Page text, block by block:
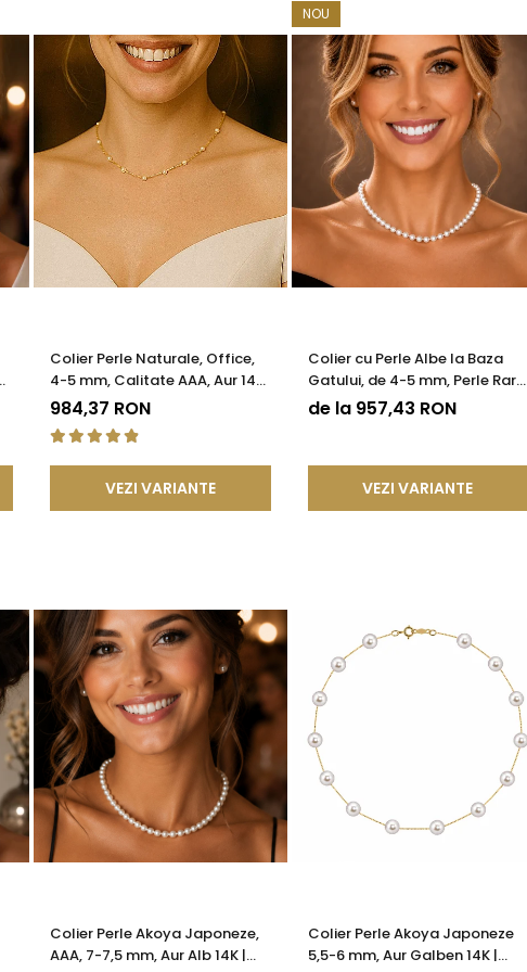
Colier Perle Naturale, Office,
4-5 mm, Calitate AAA, Aur 14K
| KASKADDA®
984,37 RON
VEZI VARIANTE
NOU
Colier cu Perle Albe la Baza
Gatului, de 4-5 mm, Perle Rare,
Calitate AAA+, Aur 14K |
KASKADDA®
de la 957,43 RON
VEZI VARIANTE
Colier Perle Akoya Japoneze,
AAA, 7-7,5 mm, Aur Alb 14K |
Colier Perle Akoya Japoneze
5,5-6 mm, Aur Galben 14K |